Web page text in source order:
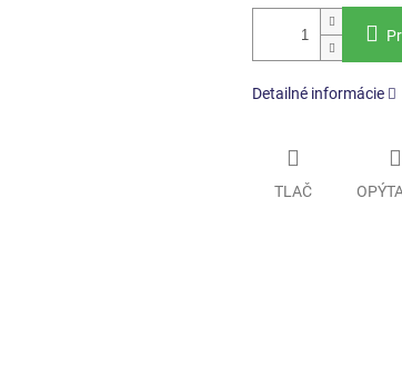
Detailné informácie
TLAČ